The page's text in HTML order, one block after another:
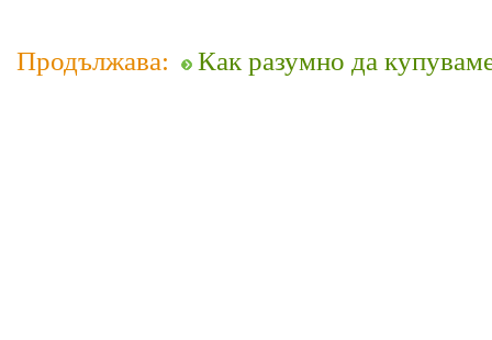
Продължава: Как разумно да